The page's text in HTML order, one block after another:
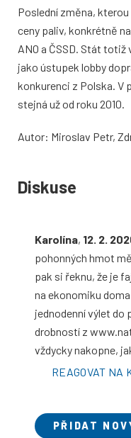
Poslední změna,
ceny paliv, konkrétně
ANO a ČSSD. Stát totiž
jako ústupek lobby
konkurenci z Polska. V
stejná už od roku 2010.
Autor: Miroslav Petr,
Diskuse
Karolína, 12. 2.
pohonných hmot
pak si řeknu, že je
na ekonomiku
jednodenní výlet do
drobností z
vždycky nakopne,
REAGOVAT NA
PŘIDAT